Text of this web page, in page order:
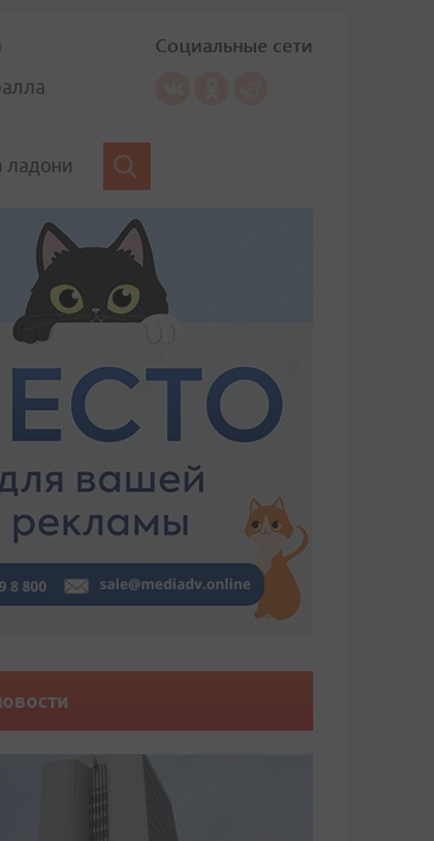
Социальные сети
ладони